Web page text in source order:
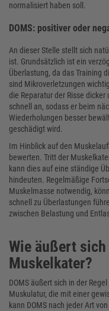
normalisiert haben soll.
DOMS: positiver oder
An dieser Stelle stellt sich
ist. Grundsätzlich ist ein
Überlastung, da das Training
sind Mikroverletzungen
die Reparatur der Risse
schnell an, sodass er beim
Wiederholungen besser
geschädigt wird.
Im Hinblick auf den
bewerten. Tritt der
kann dies auf eine ständige
hindeuten. Regelmäßige
Muskelmasse notwendig,
schnell zu Überlastungen
zwischen Belastung und
Wie äußert
Muskelkater?
DOMS äußert sich in der
Muskulatur, die mit einer
kann DOMS nach jeder Art